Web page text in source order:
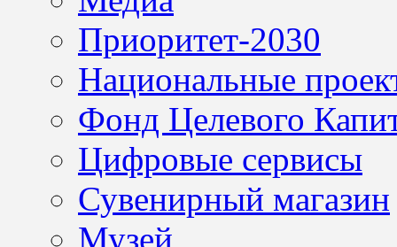
Приоритет-2030
Национальные
Фонд Целевого
Цифровые сервисы
Сувенирный магазин
Музей